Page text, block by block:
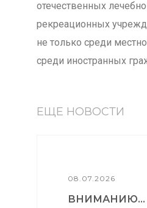
отечественных
рекреационных
не только среди
среди иностранных
ЕЩЕ НОВОСТИ
08.07.2026
ВНИМАНИЮ...